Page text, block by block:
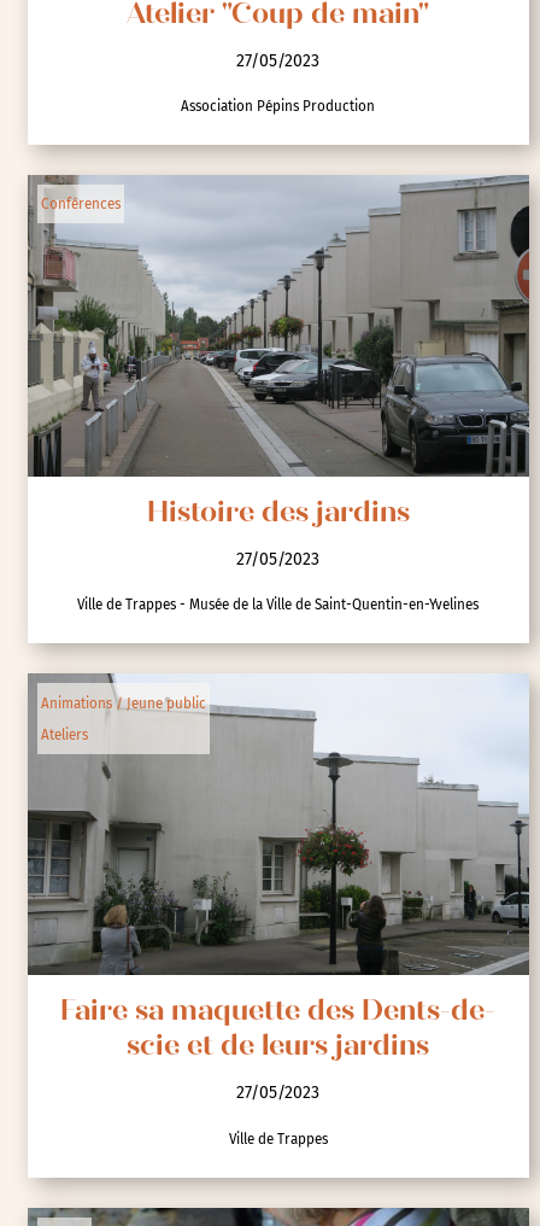
Atelier "Coup de main"
27/05/2023
Association Pépins Production
Conférences
Histoire des jardins
27/05/2023
Ville de Trappes - Musée de la Ville de Saint-Quentin-en-Yvelines
Animations / Jeune public
Ateliers
Faire sa maquette des Dents-de-
scie et de leurs jardins
27/05/2023
Ville de Trappes